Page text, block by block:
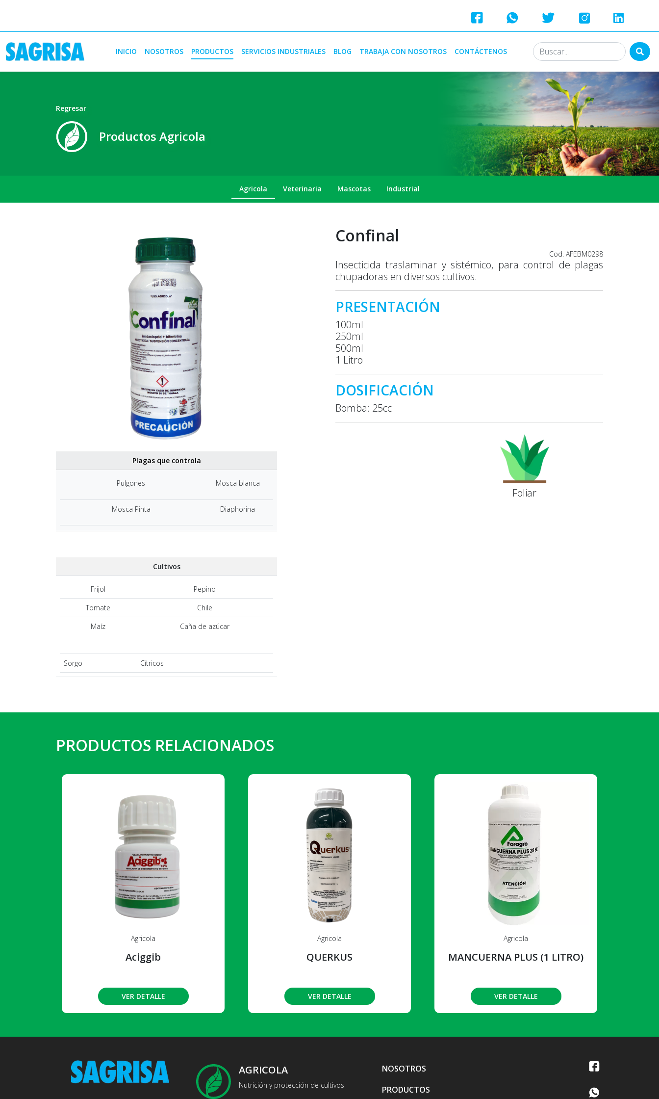
INICIO NOSOTROS PRODUCTOS SERVICIOS INDUSTRIALES BLOG TRABAJA CON NOSOTROS CONTÁCTENOS
Regresar
Productos Agricola
Agricola Veterinaria Mascotas Industrial
Plagas que controla
Pulgones Mosca blanca
Mosca Pinta Diaphorina
Cultivos
Frijol
Pepino
Tomate
Chile
Maíz
Caña de azúcar
Sorgo Cítricos
Confinal
Cod. AFEBM0298
Insecticida traslaminar y sistémico, para control de plagas
chupadoras en diversos cultivos.
PRESENTACIÓN
100ml
250ml
500ml
1 Litro
DOSIFICACIÓN
Bomba: 25cc
Foliar
PRODUCTOS RELACIONADOS
Agricola
Aciggib
VER DETALLE
Agricola
QUERKUS
VER DETALLE
Agricola
MANCUERNA PLUS (1 LITRO)
VER DETALLE
AGRICOLA
Nutrición y protección de cultivos
NOSOTROS
PRODUCTOS